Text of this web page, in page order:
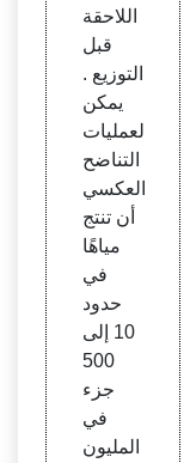
اللاحقة
قبل
التوزيع .
يمكن
لعمليات
التناضح
العكسي
أن تنتج
مياهًا
في
حدود
10 إلى
500
جزء
في
المليون